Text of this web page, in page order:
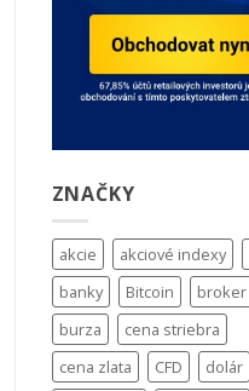
ZNAČKY
akcie akciové indexy
banky
Bitcoin
broker
burza
cena striebra
cena zlata
CFD
dolár